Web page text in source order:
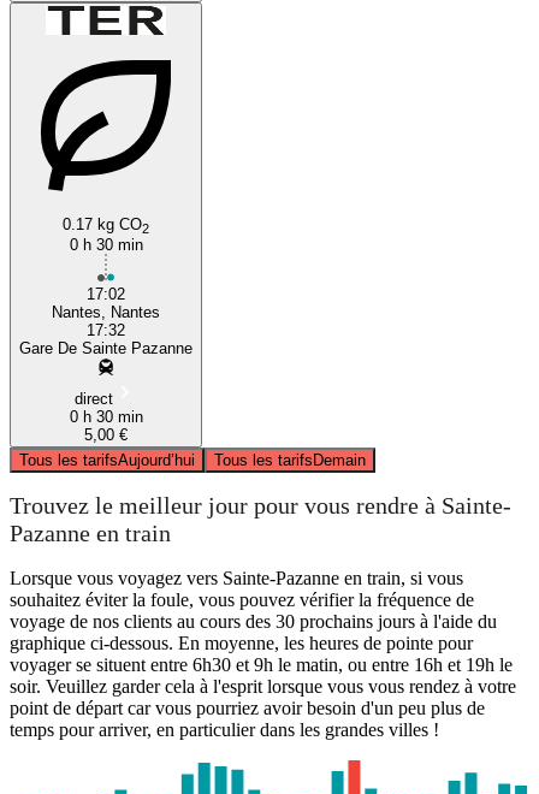
0.17 kg CO2
0 h 30 min
17:02
Nantes, Nantes
17:32
Gare De Sainte Pazanne
direct
0 h 30 min
5,00 €
Tous les tarifsAujourd’hui Tous les tarifsDemain
Trouvez le meilleur jour pour vous rendre à Sainte-
Pazanne en train
Lorsque vous voyagez vers Sainte-Pazanne en train, si vous
souhaitez éviter la foule, vous pouvez vérifier la fréquence de
voyage de nos clients au cours des 30 prochains jours à l'aide du
graphique ci-dessous. En moyenne, les heures de pointe pour
voyager se situent entre 6h30 et 9h le matin, ou entre 16h et 19h le
soir. Veuillez garder cela à l'esprit lorsque vous vous rendez à votre
point de départ car vous pourriez avoir besoin d'un peu plus de
temps pour arriver, en particulier dans les grandes villes !